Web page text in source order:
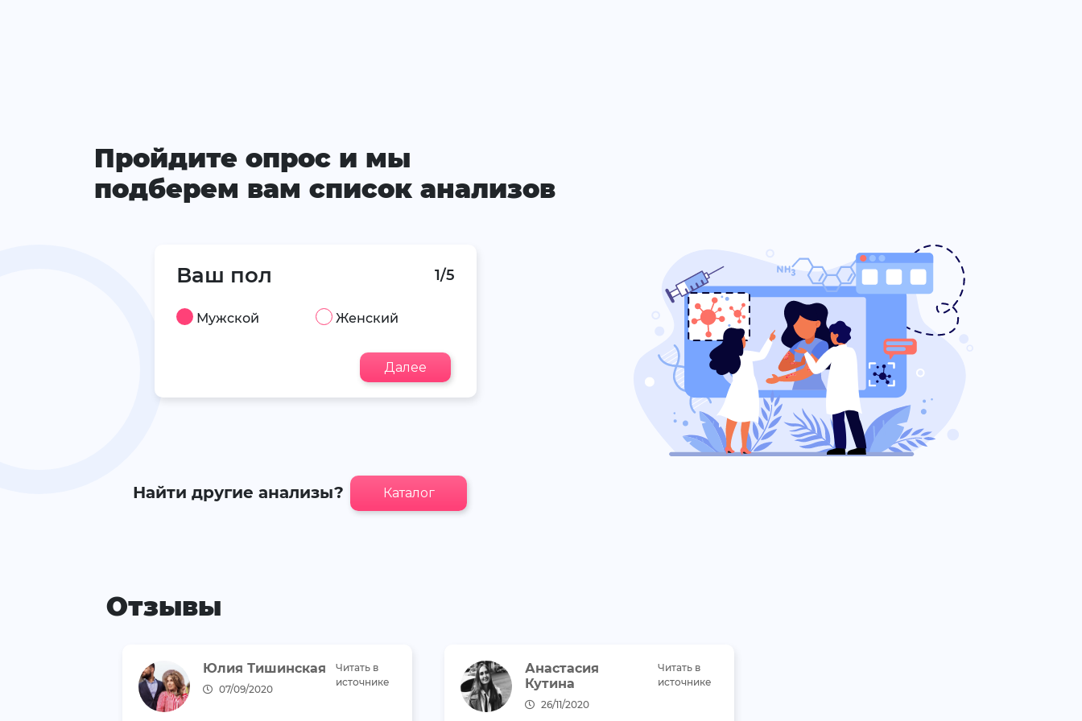
Пройдите опрос и мы
подберем вам список анализов
Ваш пол 1/5
Мужской Женский
Далее
Найти другие анализы? Каталог
Отзывы
Юлия Тишинская
07/09/2020
Читать в
источнике
Анастасия
Кутина
26/11/2020
Читать в
источнике